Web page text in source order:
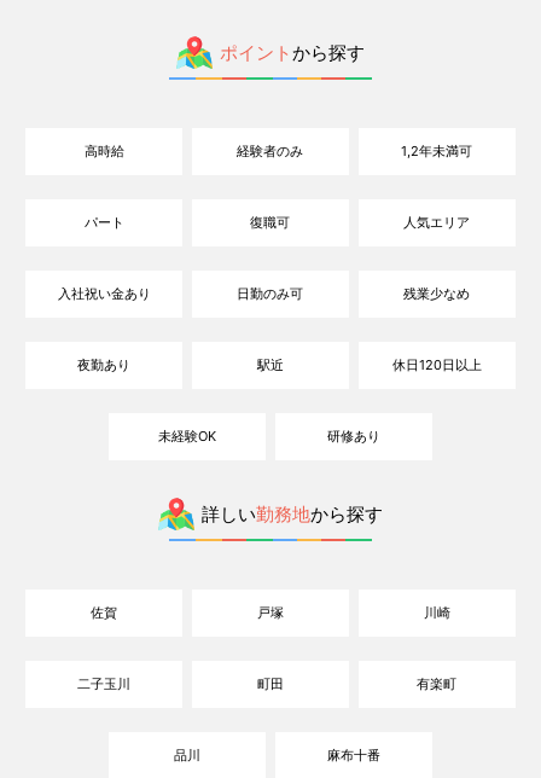
ポイントから探す
高時給 経験者のみ 1,2年未満可
パート 復職可 人気エリア
入社祝い金あり 日勤のみ可 残業少なめ
夜勤あり 駅近 休日120日以上
未経験OK 研修あり
詳しい勤務地から探す
佐賀 戸塚 川崎
二子玉川 町田 有楽町
品川 麻布十番